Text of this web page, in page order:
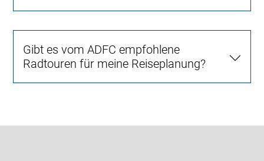
Gibt es vom ADFC empfohlene
Radtouren für meine Reiseplanung?